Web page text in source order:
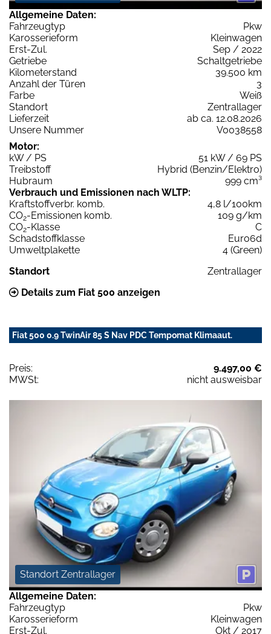
Allgemeine Daten:
Fahrzeugtyp
Pkw
Karosserieform
Kleinwagen
Erst-Zul.
Sep / 2022
Getriebe
Schaltgetriebe
Kilometerstand
39.500 km
Anzahl der Türen
3
Farbe
Weiß
Standort
Zentrallager
Lieferzeit
ab ca. 12.08.2026
Unsere Nummer
V0038558
Motor:
kW / PS
51 kW / 69 PS
Treibstoff
Hybrid (Benzin/Elektro)
Hubraum
999 cm³
Verbrauch und Emissionen nach WLTP:
Kraftstoffverbr. komb.
4,8 l/100km
CO2-Emissionen komb.
109 g/km
CO2-Klasse
C
Schadstoffklasse
Euro6d
Umweltplakette
4 (Green)
Standort
Zentrallager
Details zum Fiat 500 anzeigen
Fiat 500 0.9 TwinAir 85 S Nav PDC Tempomat Klimaaut.
Preis:
9.497,00 €
MWSt:
nicht ausweisbar
Standort Zentrallager
Allgemeine Daten:
Fahrzeugtyp
Pkw
Karosserieform
Kleinwagen
Erst-Zul.
Okt / 2017